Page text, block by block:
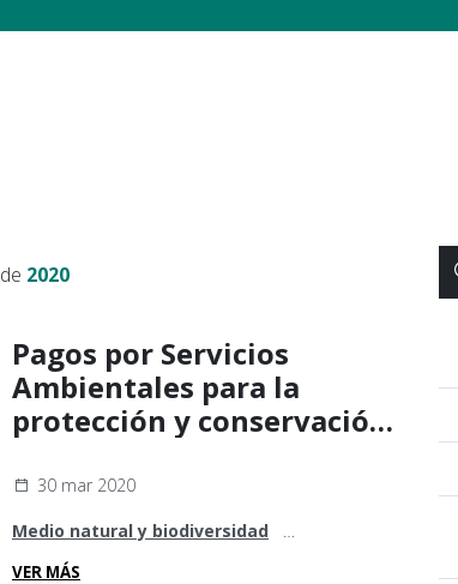
de 2020
Pagos por Servicios
Ambientales para la
protección y conservación
30 mar 2020
Medio natural y biodiversidad
Sostenibilidad y cambio climático
VER MÁS